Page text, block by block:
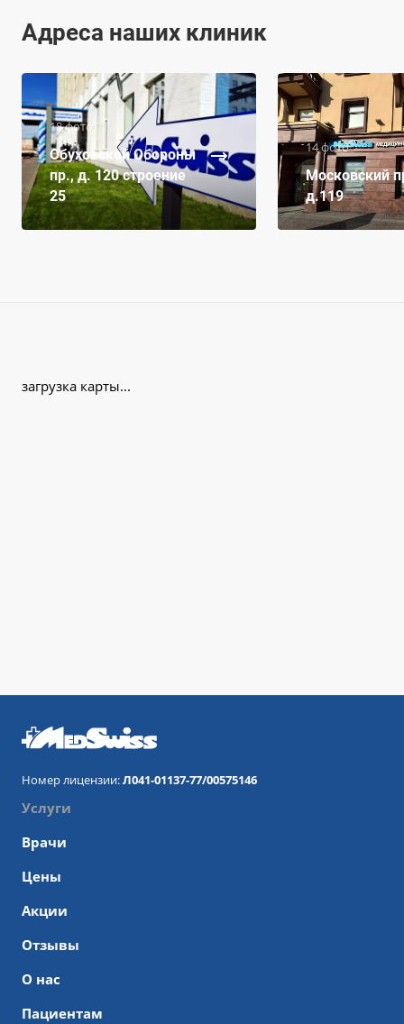
Адреса наших клиник
18 фото
Обуховской Обороны
пр., д. 120 строение
25
14 фото
Московский
д.119
загрузка карты...
Номер лицензии:Л041-01137-77/00575146
Услуги
Врачи
Цены
Акции
Отзывы
О нас
Пациентам